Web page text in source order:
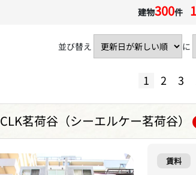
建物300件
並び替え に
1 2 3
CLK茗荷谷（シーエルケー茗荷谷）
賃料